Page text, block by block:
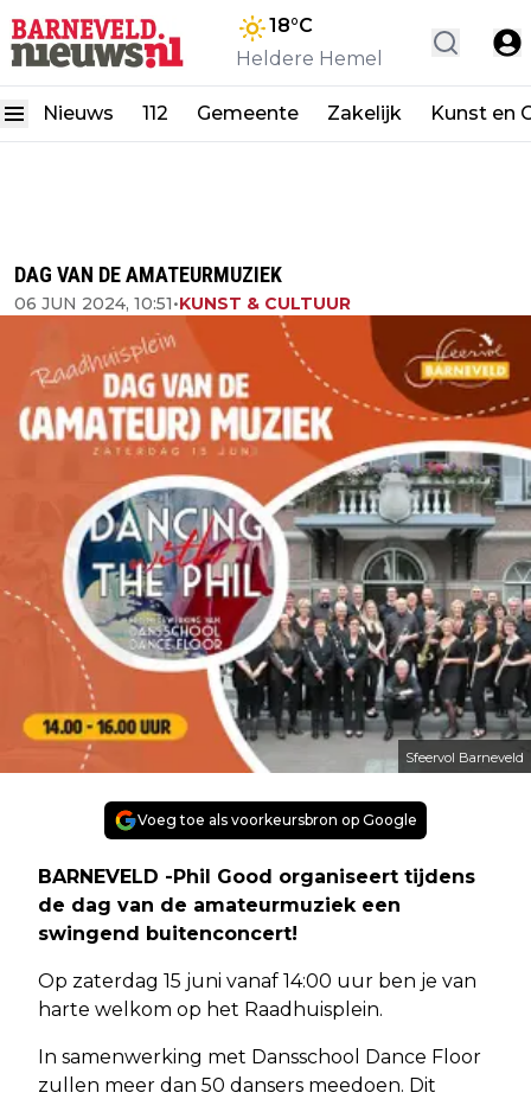
18°C
Heldere Hemel
Nieuws 112 Gemeente Zakelijk Kunst en
DAG VAN DE AMATEURMUZIEK
06 JUN 2024, 10:51•KUNST & CULTUUR
Sfeervol Barneveld
Voeg toe als voorkeursbron op Google
BARNEVELD -Phil Good organiseert tijdens
de dag van de amateurmuziek een
swingend buitenconcert!
Op zaterdag 15 juni vanaf 14:00 uur ben je van
harte welkom op het Raadhuisplein.
In samenwerking met Dansschool Dance Floor
zullen meer dan 50 dansers meedoen. Dit